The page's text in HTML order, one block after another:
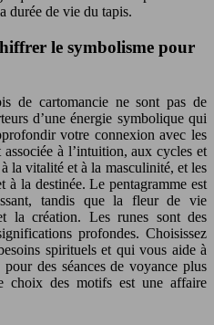
durée de vie du tapis.
le symbolisme pour
de cartomancie ne sont pas de
d’une énergie symbolique qui
votre connexion avec les
à l’intuition, aux cycles et
la vitalité et à la masculinité, et les
à la destinée. Le pentagramme est
tandis que la fleur de vie
la création. Les runes sont des
profondes. Choisissez
spirituels et qui vous aide à
des séances de voyance plus
choix des motifs est une affaire